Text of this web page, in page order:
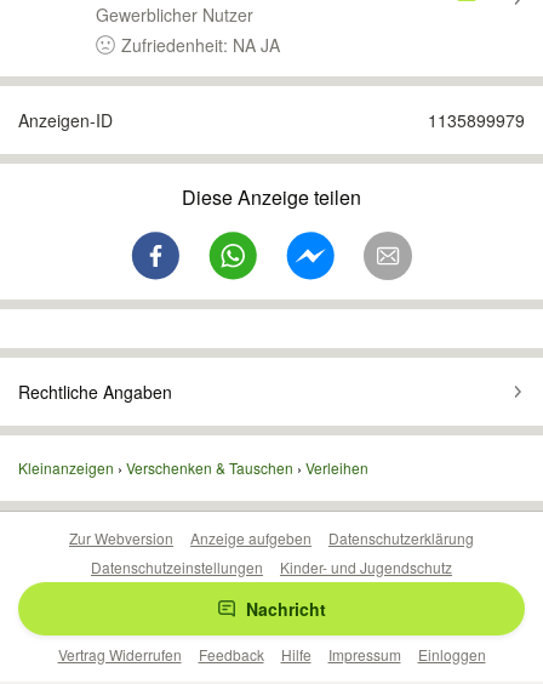
Gewerblicher Nutzer
Zufriedenheit: NA JA
Anzeigen-ID 1135899979
Diese Anzeige teilen
Rechtliche Angaben
Kleinanzeigen Verschenken & Tauschen Verleihen
Nachricht
Zur Webversion Anzeige aufgeben
Datenschutzerklärung
Datenschutzeinstellungen
Kinder- und Jugendschutz
Barrierefreiheitserklärung
Vertrag Widerrufen
Feedback Hilfe Impressum Einloggen